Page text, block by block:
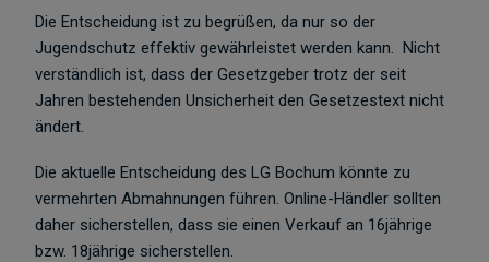
Die Entscheidung ist zu begrüßen, da nur so der
Jugendschutz effektiv gewährleistet werden kann. Nicht
verständlich ist, dass der Gesetzgeber trotz der seit
Jahren bestehenden Unsicherheit den Gesetzestext nicht
ändert.
Die aktuelle Entscheidung des LG Bochum könnte zu
vermehrten Abmahnungen führen. Online-Händler sollten
daher sicherstellen, dass sie einen Verkauf an 16jährige
bzw. 18jährige sicherstellen.